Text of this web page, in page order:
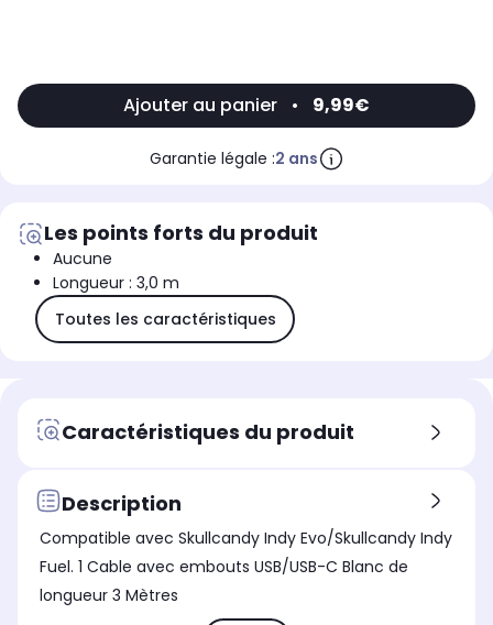
Ajouter au panier • 9,99€
Garantie légale :2 ans
Les points forts du produit
Aucune
Longueur : 3,0 m
Toutes les caractéristiques
Caractéristiques du produit
Description
Compatible avec Skullcandy Indy Evo/Skullcandy Indy
Fuel. 1 Cable avec embouts USB/USB-C Blanc de
longueur 3 Mètres